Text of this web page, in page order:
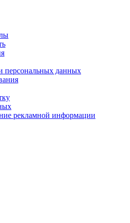
персональных данных
рекламной информации